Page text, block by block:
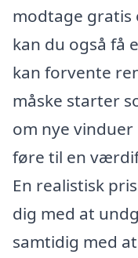
modtage
kan du også få
kan forvente
måske starter
om nye
føre til en
En realistisk
dig med at
samtidig med